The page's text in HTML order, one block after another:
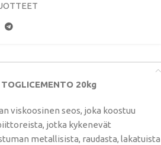
20kg
viskoosinen seos, joka koostuu
jotka kykenevät
metallisista, raudasta, lakatuista